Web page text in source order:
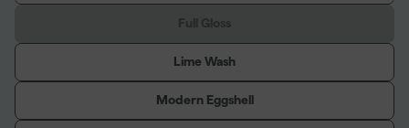
Lime Wash
Modern Eggshell